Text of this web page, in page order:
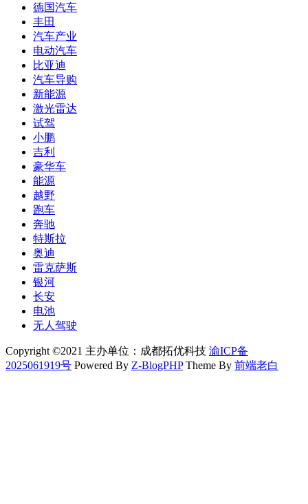
德国汽车
丰田
汽车产业
电动汽车
比亚迪
汽车导购
新能源
激光雷达
试驾
小鹏
吉利
豪华车
能源
越野
跑车
奔驰
特斯拉
奥迪
雷克萨斯
银河
长安
电池
无人驾驶
Copyright ©2021 主办单位：成都拓优科技 渝ICP备
2025061919号 Powered By Z-BlogPHPTheme By 前端老白